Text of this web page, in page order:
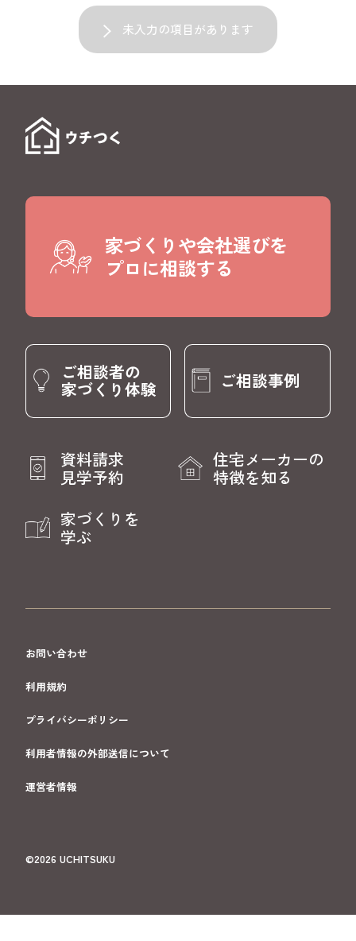
未入力の項目があります
家づくりや会社選びを
プロに相談する
ご相談者の
家づくり体験 ご相談事例
資料請求
見学予約
住宅メーカーの
特徴を知る
家づくりを
学ぶ
お問い合わせ
利用規約
プライバシーポリシー
利用者情報の外部送信について
運営者情報
©2026 UCHITSUKU